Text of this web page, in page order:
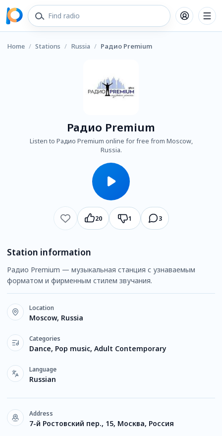
Home / Stations / Russia / Радио Premium
Радио Premium
Listen to Радио Premium online for free from Moscow,
Russia.
20 1 3
Station information
Радио Premium — музыкальная станция с узнаваемым
форматом и фирменным стилем звучания.
Location
Moscow, Russia
Categories
Dance, Pop music, Adult Contemporary
Language
Russian
Address
7-й Ростовский пер., 15, Москва, Россия